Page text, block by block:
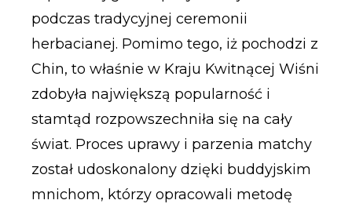
podczas tradycyjnej ceremonii
herbacianej. Pomimo tego, iż pochodzi z
Chin, to właśnie w Kraju Kwitnącej Wiśni
zdobyła największą popularność i
stamtąd rozpowszechniła się na cały
świat. Proces uprawy i parzenia matchy
został udoskonalony dzięki buddyjskim
mnichom, którzy opracowali metodę